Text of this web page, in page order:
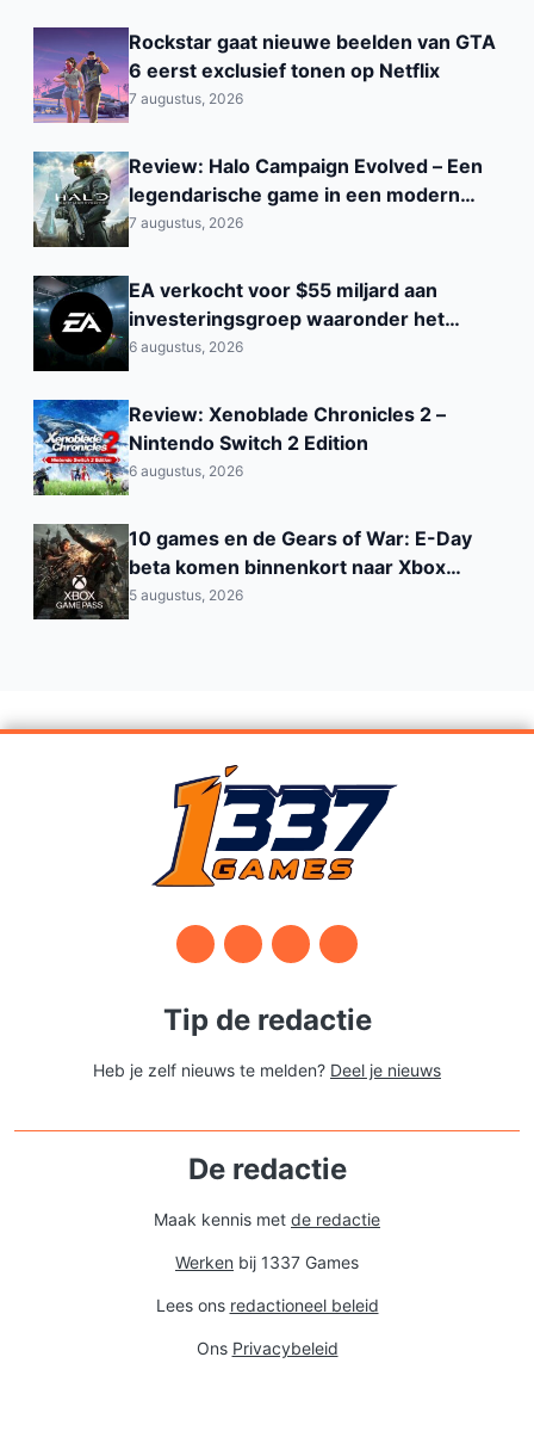
Rockstar gaat nieuwe beelden van GTA
6 eerst exclusief tonen op Netflix
7 augustus, 2026
Review: Halo Campaign Evolved – Een
legendarische game in een modern
jasje
7 augustus, 2026
EA verkocht voor $55 miljard aan
investeringsgroep waaronder het
Saoedi‑Arabisch PIF
6 augustus, 2026
Review: Xenoblade Chronicles 2 –
Nintendo Switch 2 Edition
6 augustus, 2026
10 games en de Gears of War: E-Day
beta komen binnenkort naar Xbox
Game Pass
5 augustus, 2026
Tip de redactie
Heb je zelf nieuws te melden? Deel je nieuws
De redactie
Maak kennis met de redactie
Werken bij 1337 Games
Lees ons redactioneel beleid
Ons Privacybeleid